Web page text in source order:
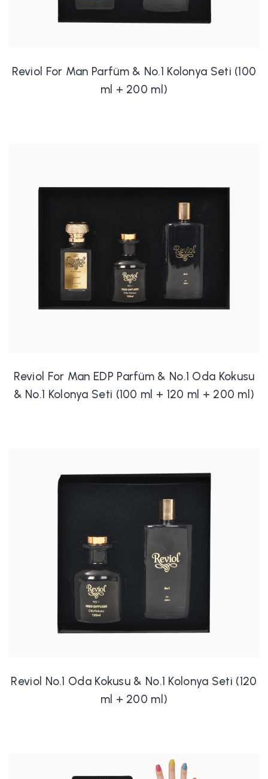
Reviol For Man Parfüm & No.1 Kolonya Seti (100
ml + 200 ml)
Reviol For Man EDP Parfüm & No.1 Oda Kokusu
& No.1 Kolonya Seti (100 ml + 120 ml + 200 ml)
Reviol No.1 Oda Kokusu & No.1 Kolonya Seti (120
ml + 200 ml)